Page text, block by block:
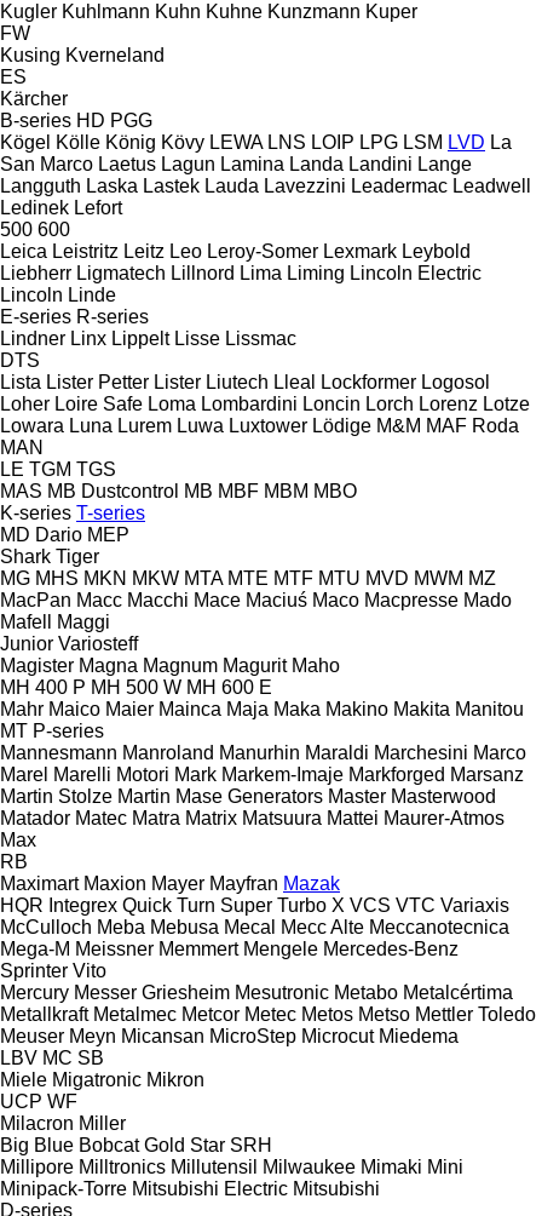
Kugler Kuhlmann Kuhn Kuhne Kunzmann Kuper
FW
Kusing Kverneland
ES
Kärcher
B-series HD PGG
Kögel Kölle König Kövy LEWA LNS LOIP LPG LSM LVD La
San Marco Laetus Lagun Lamina Landa Landini Lange
Langguth Laska Lastek Lauda Lavezzini Leadermac Leadwell
Ledinek Lefort
500 600
Leica Leistritz Leitz Leo Leroy-Somer Lexmark Leybold
Liebherr Ligmatech Lillnord Lima Liming Lincoln Electric
Lincoln Linde
E-series R-series
Lindner Linx Lippelt Lisse Lissmac
DTS
Lista Lister Petter Lister Liutech Lleal Lockformer Logosol
Loher Loire Safe Loma Lombardini Loncin Lorch Lorenz Lotze
Lowara Luna Lurem Luwa Luxtower Lödige M&M MAF Roda
MAN
LE TGM TGS
MAS MB Dustcontrol MB MBF MBM MBO
K-series T-series
MD Dario MEP
Shark Tiger
MG MHS MKN MKW MTA MTE MTF MTU MVD MWM MZ
MacPan Macc Macchi Mace Maciuś Maco Macpresse Mado
Mafell
Maggi
Junior Variosteff
Magister Magna Magnum Magurit Maho
MH 400 P MH 500 W MH 600 E
Mahr Maico Maier Mainca Maja Maka Makino Makita Manitou
MT P-series
Mannesmann Manroland Manurhin Maraldi Marchesini Marco
Marel Marelli Motori Mark Markem-Imaje Markforged Marsanz
Martin Stolze Martin Mase Generators Master Masterwood
Matador Matec Matra Matrix Matsuura Mattei Maurer-Atmos
Max
RB
Maximart Maxion Mayer Mayfran Mazak
HQR Integrex Quick Turn Super Turbo X VCS VTC Variaxis
McCulloch Meba Mebusa Mecal Mecc Alte Meccanotecnica
Mega-M Meissner Memmert Mengele Mercedes-Benz
Sprinter Vito
Mercury Messer Griesheim Mesutronic Metabo Metalcértima
Metallkraft Metalmec Metcor Metec Metos Metso Mettler Toledo
Meuser Meyn Micansan MicroStep Microcut Miedema
LBV MC SB
Miele Migatronic Mikron
UCP WF
Milacron Miller
Big Blue Bobcat Gold Star SRH
Millipore Milltronics Millutensil Milwaukee Mimaki Mini
Minipack-Torre Mitsubishi Electric Mitsubishi
D-series